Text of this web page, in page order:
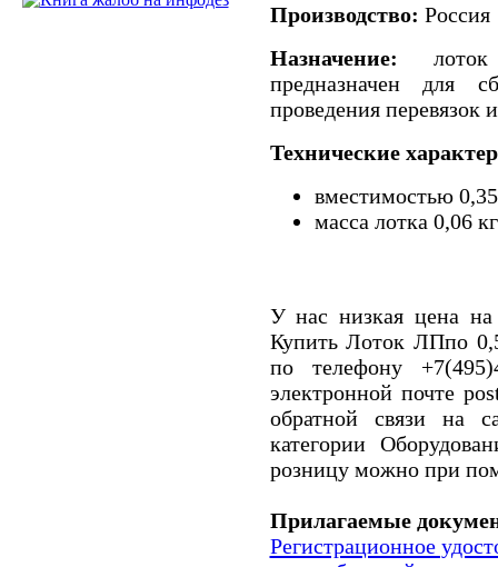
Производство: Россия
Назначение: лоток
предназначен для
проведения перевязок
Технические
вместимостью
масса лотка 0,06 кг
У нас низкая цена
Купить Лоток ЛПпо
по телефону
электронной почте
обратной связи на
категории
розницу можно при
Прилагаемые
Регистрационное